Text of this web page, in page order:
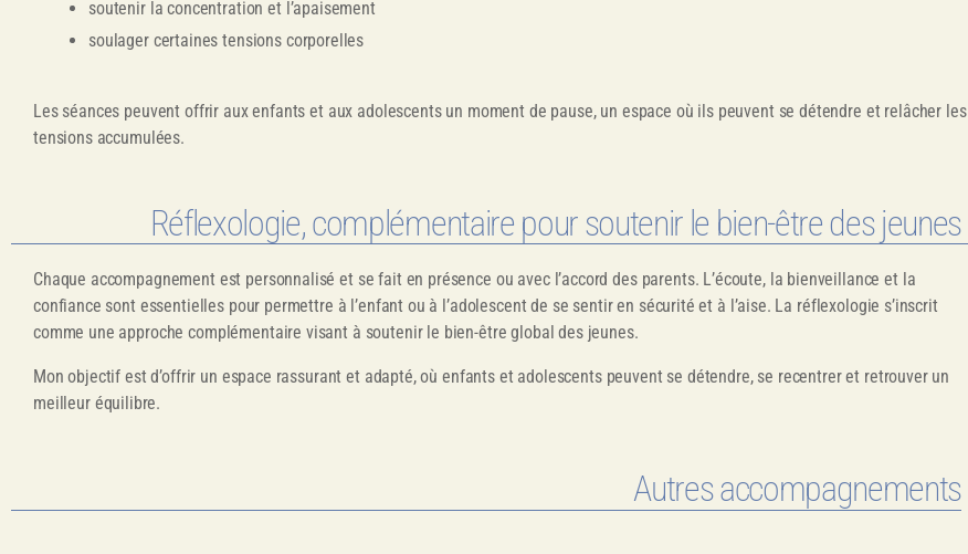
soutenir la concentration et l’apaisement
soulager certaines tensions corporelles
Les séances peuvent offrir aux enfants et aux adolescents un moment de pause, un espace où ils peuvent se détendre et relâcher les
tensions accumulées.
Réflexologie, complémentaire pour soutenir le bien-être des jeunes
Chaque accompagnement est personnalisé et se fait en présence ou avec l’accord des parents. L’écoute, la bienveillance et la
confiance sont essentielles pour permettre à l’enfant ou à l’adolescent de se sentir en sécurité et à l’aise. La réflexologie s’inscrit
comme une approche complémentaire visant à soutenir le bien-être global des jeunes.
Mon objectif est d’offrir un espace rassurant et adapté, où enfants et adolescents peuvent se détendre, se recentrer et retrouver un
meilleur équilibre.
Autres accompagnements